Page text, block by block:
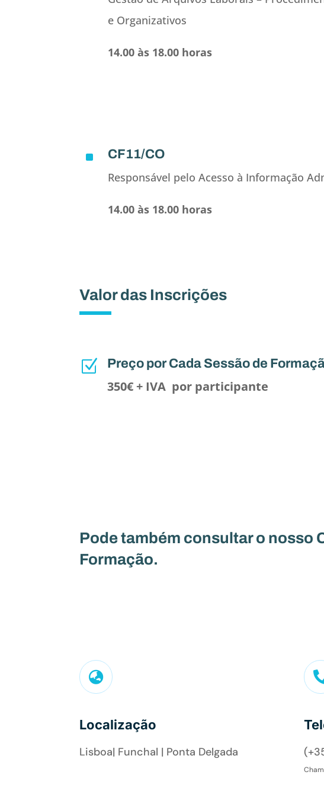
e Organizativos
14.00 às 18.00 horas
^
CF11/CO
Responsável pelo Acesso à Informação
14.00 às 18.00 horas
Valor das Inscrições
Z Preço por Cada Sessão de
350€ + IVA por participante
Pode também consultar o nosso
Formação.

Localização
Lisboa| Funchal | Ponta Delgada